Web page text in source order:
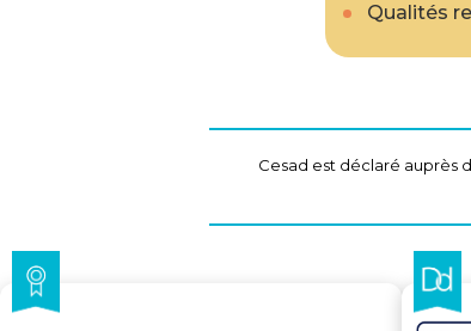
Qualités
Cesad est déclaré auprès